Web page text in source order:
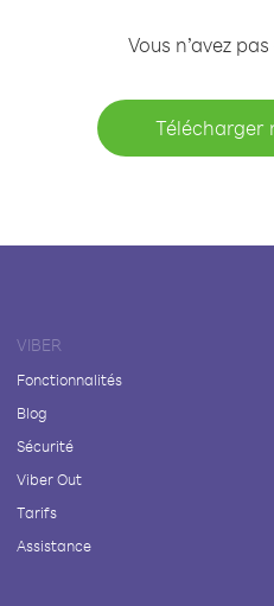
Vous n’avez
Télécharger
VIBER
Fonctionnalités
Blog
Sécurité
Viber Out
Tarifs
Assistance